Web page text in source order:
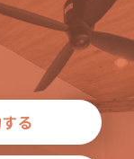
る